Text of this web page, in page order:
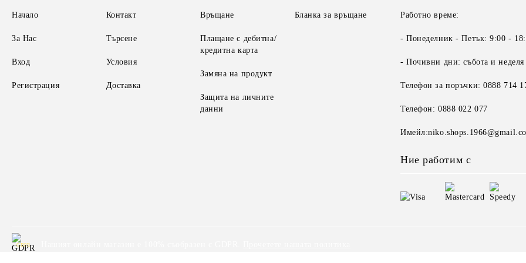
Начало
За Нас
Вход
Регистрация
Контакт
Търсене
Условия
Доставка
Връщане
Плащане с дебитна/
кредитна карта
Замяна на продукт
Защита на личните
данни
Бланка за връщане Работно време:
- Понеделник - Петък: 9:00 -
- Почивни дни: събота и неделя
Телефон за поръчки: 0888 714
Телефон: 0888 022 077
Ние работим с
GDPR